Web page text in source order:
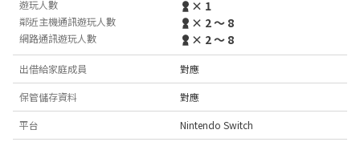
遊玩人數 × 1
鄰近主機通訊遊玩人數 × 2 ～ 8
網路通訊遊玩人數 × 2 ～ 8
出借給家庭成員 對應
保管儲存資料 對應
平台 Nintendo Switch